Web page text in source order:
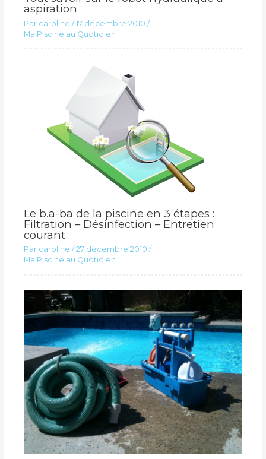
aspiration
Par caroline /17 décembre 2010 /
Ma Piscine au Quotidien
Le b.a-ba de la piscine en 3 étapes :
Filtration – Désinfection – Entretien
courant
Par caroline /27 décembre 2010 /
Ma Piscine au Quotidien